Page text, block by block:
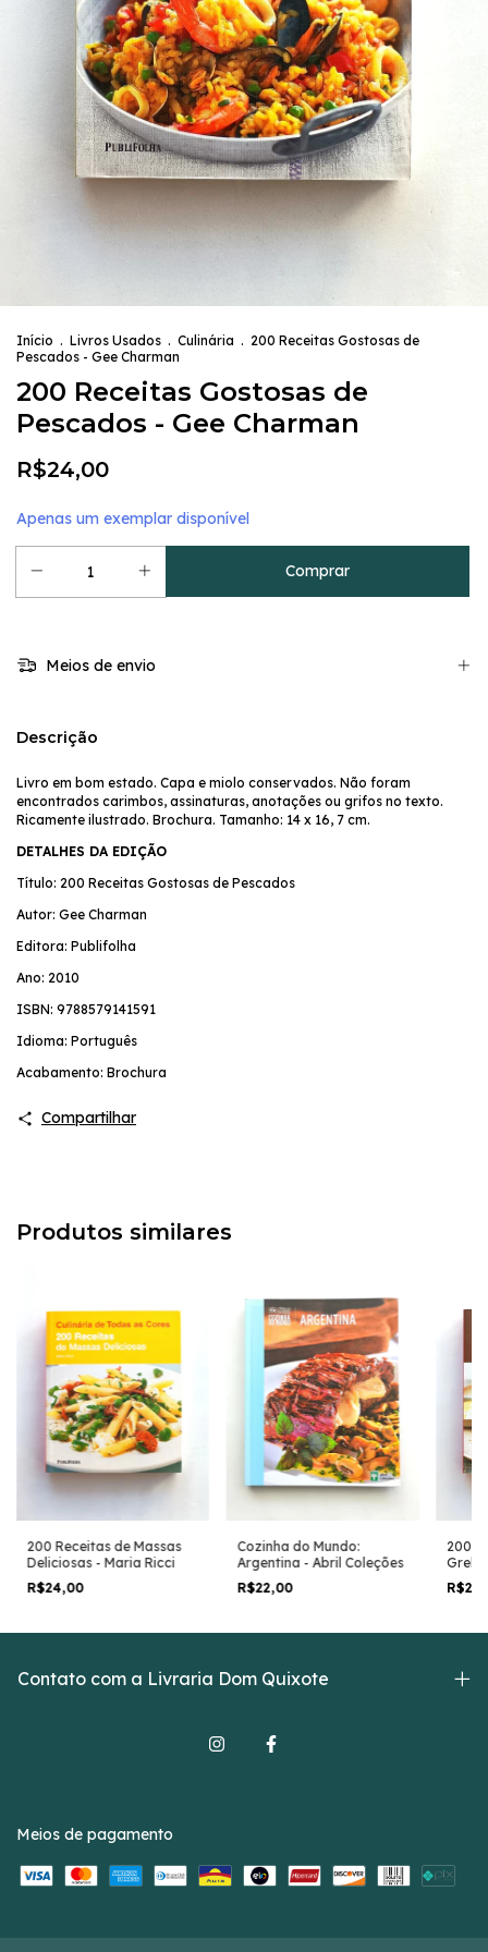
Início . Livros Usados . Culinária . 200 Receitas Gostosas de
Pescados - Gee Charman
200 Receitas Gostosas de
Pescados - Gee Charman
R$24,00
Apenas um exemplar disponível
Meios de envio
Descrição
Livro em bom estado. Capa e miolo conservados. Não foram
encontrados carimbos, assinaturas, anotações ou grifos no texto.
Ricamente ilustrado. Brochura. Tamanho: 14 x 16, 7 cm.
DETALHES DA EDIÇÃO
Título: 200 Receitas Gostosas de Pescados
Autor: Gee Charman
Editora: Publifolha
Ano: 2010
ISBN: 9788579141591
Idioma: Português
Acabamento: Brochura
Compartilhar
Produtos similares
200 Receitas de Massas
Deliciosas - Maria Ricci
R$24,00
Cozinha do Mundo:
Argentina - Abril Coleções
R$22,00
200
Contato com a Livraria Dom Quixote
Meios de pagamento